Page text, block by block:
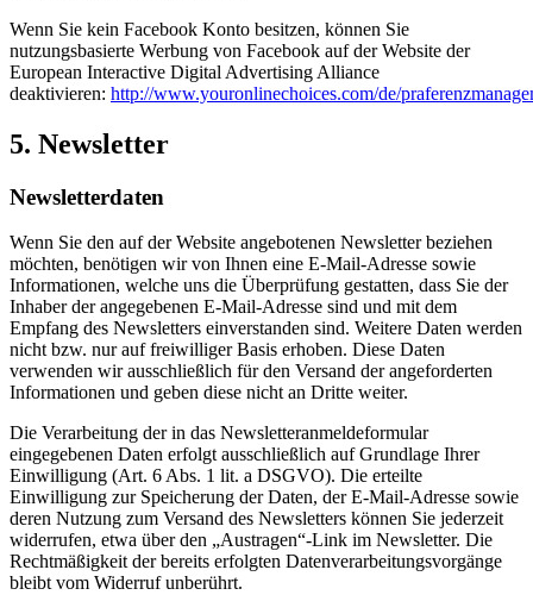
Wenn Sie kein Facebook Konto besitzen, können Sie
nutzungsbasierte Werbung von Facebook auf der Website der
European Interactive Digital Advertising Alliance
deaktivieren: http://www.youronlinechoices.com/de/
5. Newsletter
Newsletterdaten
Wenn Sie den auf der Website angebotenen Newsletter beziehen
möchten, benötigen wir von Ihnen eine E-Mail-Adresse sowie
Informationen, welche uns die Überprüfung gestatten, dass Sie der
Inhaber der angegebenen E-Mail-Adresse sind und mit dem
Empfang des Newsletters einverstanden sind. Weitere Daten werden
nicht bzw. nur auf freiwilliger Basis erhoben. Diese Daten
verwenden wir ausschließlich für den Versand der angeforderten
Informationen und geben diese nicht an Dritte weiter.
Die Verarbeitung der in das Newsletteranmeldeformular
eingegebenen Daten erfolgt ausschließlich auf Grundlage Ihrer
Einwilligung (Art. 6 Abs. 1 lit. a DSGVO). Die erteilte
Einwilligung zur Speicherung der Daten, der E-Mail-Adresse sowie
deren Nutzung zum Versand des Newsletters können Sie jederzeit
widerrufen, etwa über den „Austragen“-Link im Newsletter. Die
Rechtmäßigkeit der bereits erfolgten Datenverarbeitungsvorgänge
bleibt vom Widerruf unberührt.